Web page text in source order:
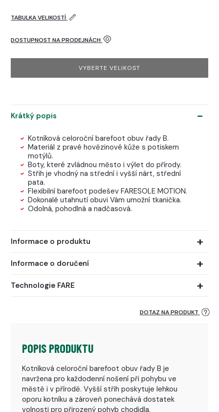
TABULKA VELIKOSTÍ
DOSTUPNOST NA PRODEJNÁCH
VYBERTE VELIKOST
Krátký popis
Kotníková celoroční barefoot obuv řady B.
Materiál z pravé hovězinové kůže s potiskem
motýlů.
Boty, které zvládnou město i výlet do přírody.
Střih je vhodný na střední i vyšší nárt, střední
pata.
Flexibilní barefoot podešev FARESOLE MOTION.
Dokonalé utahnutí obuvi Vám umožní tkanička.
Odolná, pohodlná a nadčasová.
Informace o produktu
Informace o doručení
Technologie FARE
DOTAZ NA PRODUKT
POPIS PRODUKTU
Kotníková celoroční barefoot obuv řady B je
navržena pro každodenní nošení při pohybu ve
městě i v přírodě. Vyšší střih poskytuje lehkou
oporu kotníku a zároveň ponechává dostatek
volnosti pro přirozený pohyb chodidla.